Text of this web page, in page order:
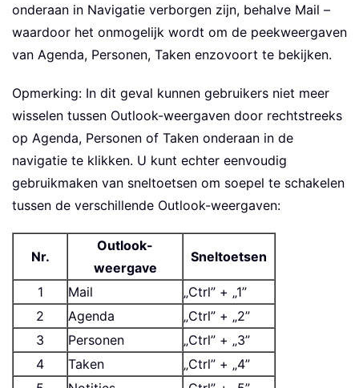
onderaan in Navigatie verborgen zijn, behalve Mail –
waardoor het onmogelijk wordt om de peekweergaven
van Agenda, Personen, Taken enzovoort te bekijken.
Opmerking: In dit geval kunnen gebruikers niet meer
wisselen tussen Outlook-weergaven door rechtstreeks
op Agenda, Personen of Taken onderaan in de
navigatie te klikken. U kunt echter eenvoudig
gebruikmaken van sneltoetsen om soepel te schakelen
tussen de verschillende Outlook-weergaven:
Nr.
Outlook-
weergave
Sneltoetsen
1 Mail
„Ctrl” + „1”
2
Agenda
„Ctrl” + „2”
3
Personen
„Ctrl” + „3”
4
Taken
„Ctrl” + „4”